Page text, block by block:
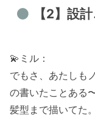
【2】設
💫ミル：
でもさ、あたしも
の書いたことある
髪型まで描いてた